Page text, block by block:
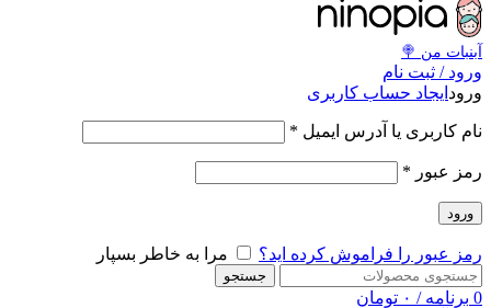
من 🍭
/ ثبت نام
ایجاد حساب کاربری
کاربری یا آدرس ایمیل*
عبور*
ورود
عبور را فراموش کرده اید؟ مرا به خاطر بسپار
جستجو
برنامه / ۰ تومان